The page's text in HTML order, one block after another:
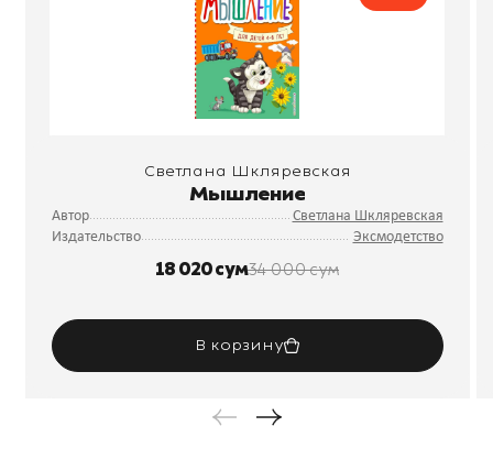
Светлана Шкляревская
Мышление
Автор
Светлана Шкляревская
Издательство
Эксмодетство
18 020 сум34 000 сум
В корзину